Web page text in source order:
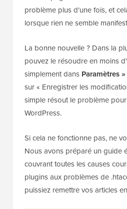
problème plus d'une fois, et
lorsque rien ne semble
La bonne nouvelle ? Dans la
pouvez le résoudre en moins
simplement dans Paramètres
sur « Enregistrer les
simple résout le problème
WordPress.
Si cela ne fonctionne pas, ne
Nous avons préparé un guide
couvrant toutes les causes
plugins aux problèmes de
puissiez remettre vos articles